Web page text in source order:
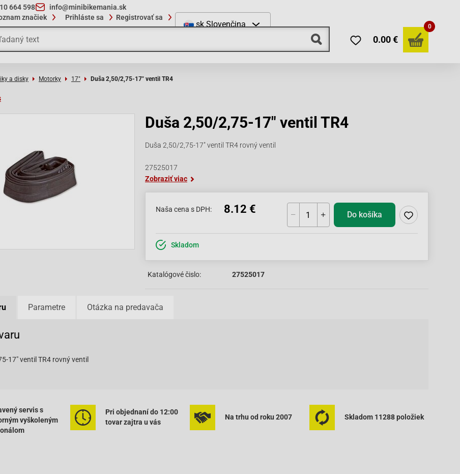
664 598
info@minibikemania.sk
značiek Prihláste sa Registrovať sa
sk Slovenčina
0.00 €
0
a disky Motorky 17" Duša 2,50/2,75-17" ventil TR4
Duša 2,50/2,75-17" ventil TR4
Duša 2,50/2,75-17" ventil TR4 rovný ventil
27525017
Zobraziť viac
Naša cena s DPH: 8.12 € Do košíka
Skladom
Katalógové čislo: 27525017
Parametre Otázka na predavača
17" ventil TR4 rovný ventil
servis s
vyškoleným
Pri objednaní do 12:00
tovar zajtra u vás
Na trhu od roku 2007 Skladom 11288 položiek